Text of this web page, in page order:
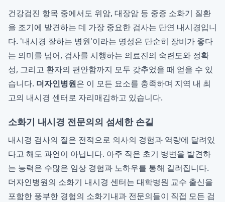
건강검진 항목 중에서도 위암, 대장암 등 중증 소화기 질환
을 조기에 발견하는 데 가장 중요한 검사는 단연 내시경입니
다. '내시경 잘하는 병원'이라는 명성은 단순히 장비가 좋다
는 의미를 넘어, 검사를 시행하는 의료진의 숙련도와 정확
성, 그리고 환자의 편안함까지 모두 갖추었을 때 얻을 수 있
습니다. 더자인병원은 이 모든 요소를 충족하며 지역 내 최
고의 내시경 센터로 자리매김하고 있습니다.
소화기 내시경 전문의의 섬세한 손길
내시경 검사의 질은 전적으로 의사의 경험과 역량에 달려있
다고 해도 과언이 아닙니다. 아주 작은 초기 병변을 발견하
는 능력은 수많은 임상 경험과 노하우를 통해 길러집니다.
더자인병원의 소화기 내시경 센터는 대학병원 교수 출신을
포함한 풍부한 경험의 소화기내과 전문의들이 직접 모든 검